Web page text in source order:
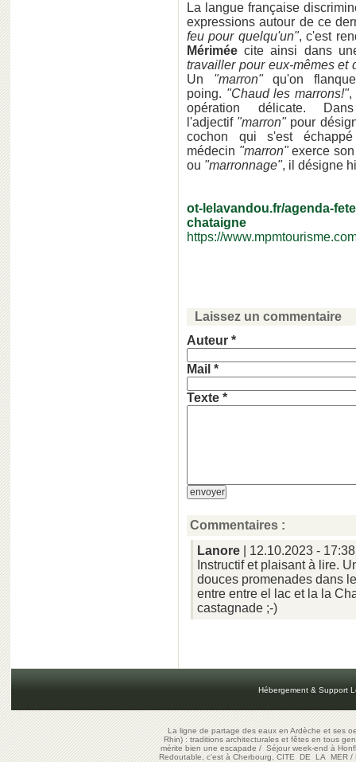
La langue française
expressions autour de ce
feu pour quelqu'un", c'est
Mériméecite ainsi dans
travailler pour eux-mêmes et
Un "marron"qu'on
poing. "Chaud les marrons!",
opération délicate.
l'adjectif"marron"pour
cochon qui s'est
médecin "marron"exerce son
ou "marronnage", il désigne
ot-lelavandou.fr/agenda-
chataigne
https://
Laissez un commentaire
Auteur *
Mail *
Texte *
Commentaires :
Lanore
| 12.10.2023 - 17:38
Instructif et plaisant à lire.
douces promenades dans
entre entre el lac et la la
castagnade ;-)
Hébergement & Support
La ligne de partage des eaux en Ardèche et ses
Rhin) : traditions architecturales et fêtes en tous
mérite bien une escapade/Séjour week-end à
Redoutable, c'est à Cherbourg, CITE DE LA MER/